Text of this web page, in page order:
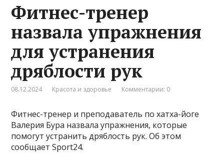
Фитнес-тренер
назвала упражнения
для устранения
дряблости рук
08.12.2024 Красота и здоровье Комментарии: 0
Фитнес-тренер и преподаватель по хатха-йоге
Валерия Бура назвала упражнения, которые
помогут устранить дряблость рук. Об этом
сообщает Sport24.